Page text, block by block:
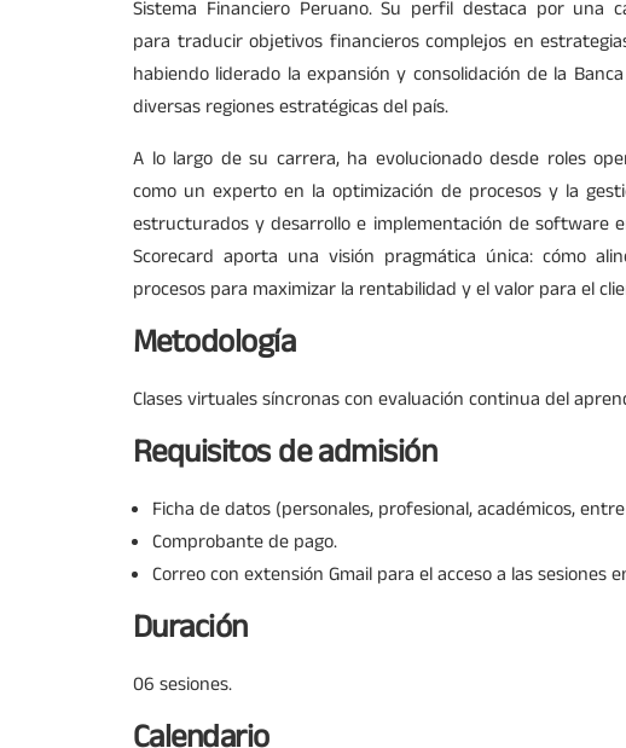
Sistema Financiero Peruano. Su perfil destaca por una
para traducir objetivos financieros complejos en
habiendo liderado la expansión y consolidación de la
diversas regiones estratégicas del país.
A lo largo de su carrera, ha evolucionado desde roles
como un experto en la optimización de procesos y la
estructurados y desarrollo e implementación de software
Scorecard aporta una visión pragmática única: cómo
procesos para maximizar la rentabilidad y el valor para el
Metodología
Clases virtuales síncronas con evaluación continua del
Requisitos de admisión
Ficha de datos (personales, profesional, académicos,
Comprobante de pago.
Correo con extensión Gmail para el acceso a las sesiones
Duración
06 sesiones.